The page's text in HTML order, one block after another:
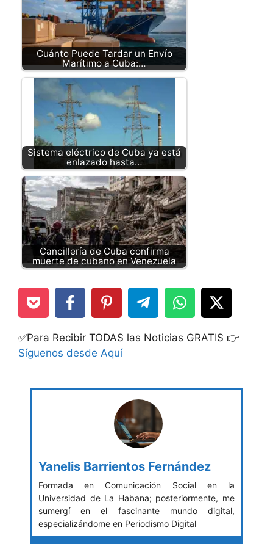
Cuánto Puede Tardar un Envío
Marítimo a Cuba:…
Sistema eléctrico de Cuba ya está
enlazado hasta…
Cancillería de Cuba confirma
muerte de cubano en Venezuela
✅Para Recibir TODAS las Noticias GRATIS 👉
Síguenos desde Aquí
Yanelis Barrientos Fernández
Formada en Comunicación Social en la
Universidad de La Habana; posteriormente, me
sumergí en el fascinante mundo digital,
especializándome en Periodismo Digital